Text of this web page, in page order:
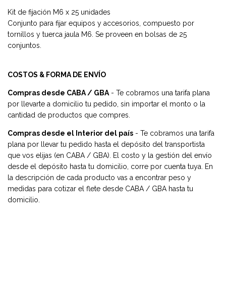
Kit de fijación M6 x 25 unidades
Conjunto para fijar equipos y accesorios, compuesto por
tornillos y tuerca jaula M6. Se proveen en bolsas de 25
conjuntos.
COSTOS & FORMA DE ENVÍO
Compras desde CABA / GBA - Te cobramos una tarifa plana
por llevarte a domicilio tu pedido, sin importar el monto o la
cantidad de productos que compres.
Compras desde el Interior del país - Te cobramos una tarifa
plana por llevar tu pedido hasta el depósito del transportista
que vos elijas (en CABA / GBA). El costo y la gestión del envío
desde el depósito hasta tu domicilio, corre por cuenta tuya. En
la descripción de cada producto vas a encontrar peso y
medidas para cotizar el flete desde CABA / GBA hasta tu
domicilio.